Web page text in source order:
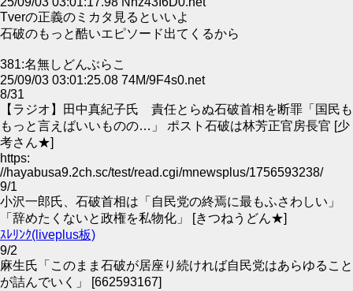
Tverの正義のミカタ見るといいよ
石破のもっと酷いエピソード出てくるから
381:名無しどんぶらこ
25/09/03 03:01:25.08 74M/9F4s0.net
8/31
【ラジオ】田中真紀子氏 責任とらぬ石破首相を断罪「国民も
もっと言えばいいものの…」 ポスト石破は林芳正官房長官 [少
考さん★]
https:
//hayabusa9.2ch.sc/test/read.cgi/mnewsplus/1756593238/
9/1
小沢一郎氏、石破首相は「自民党の終焉に最もふさわしい」
「辞めたくないと政権を私物化」 [きつねうどん★]
ｽﾚﾘﾝｸ(liveplus板)
9/2
麻生氏「このまま石破が居座り続ければ自民党はあらゆること
が詰んでいく」 [662593167]